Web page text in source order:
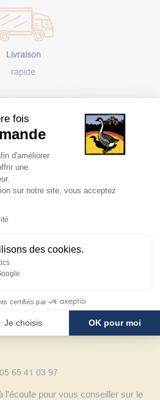
fois
du
d'améliorer
une
sur notre site, vous acceptez
des cookies.
certifiés par
Je choisis OK pour moi
consent
Livraison
rapide
Paiement
sécurisé
Avantages
client
05 65 41 03 97
l'écoute pour vous conseiller sur le